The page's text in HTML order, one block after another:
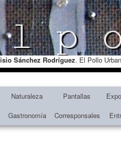
Sánchez Rodríguez. El Pollo
Naturaleza Pantallas
Gastronomía Corresponsales